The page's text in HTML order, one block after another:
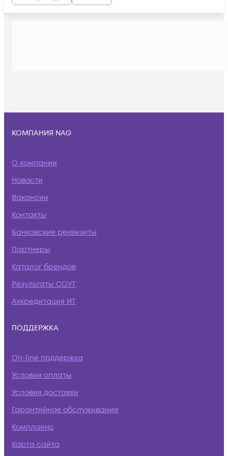
КОМПАНИЯ NAG
О компании
Новости
Вакансии
Контакты
Банковские реквизиты
Партнеры
Каталог брендов
Результаты СОУТ
Аккредитация ИТ
ПОДДЕРЖКА
On-line поддержка
Условия оплаты
Условия доставки
Гарантийное обслуживание
Комплаенс
Карта сайта